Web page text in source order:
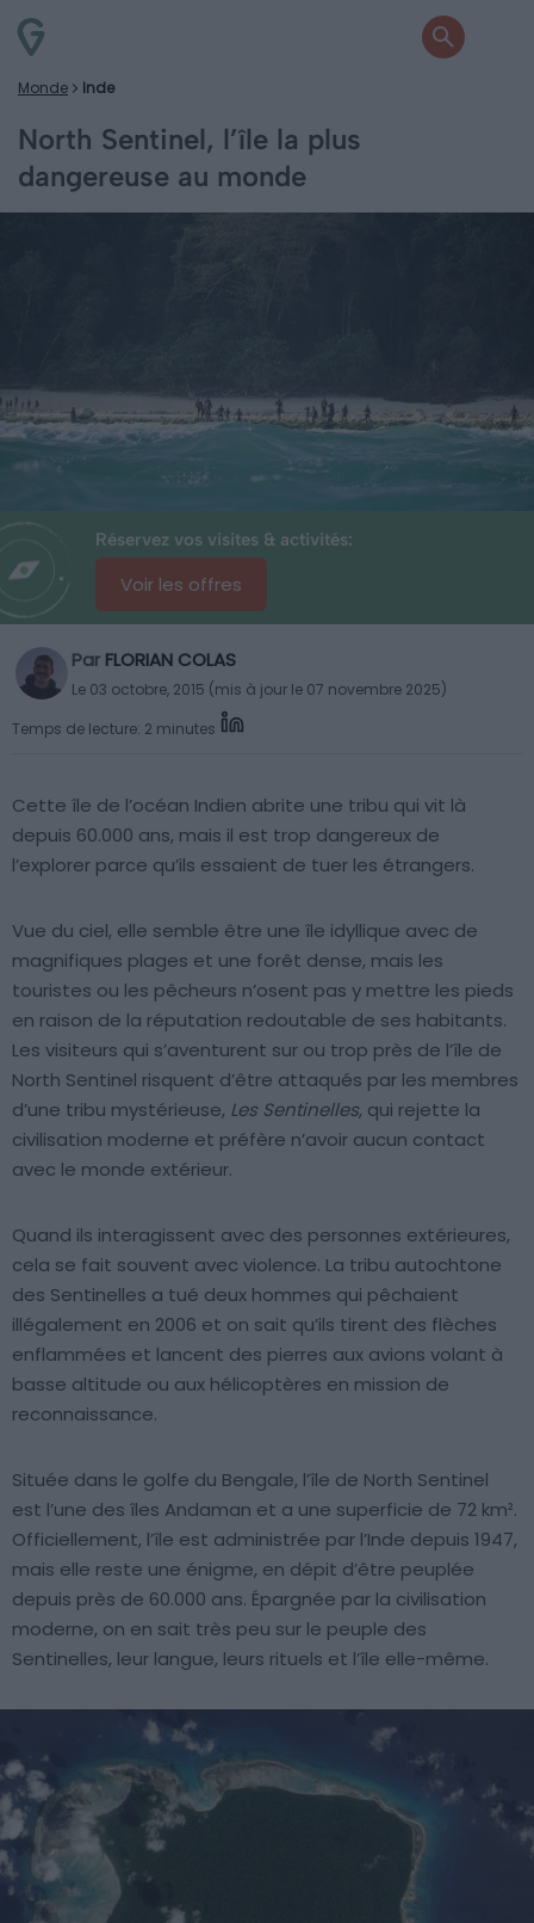
Monde Inde
North Sentinel, l’île la plus
dangereuse au monde
Réservez vos visites & activités:
Voir les offres
Par FLORIAN COLAS
Le 03 octobre, 2015 (mis à jour le 07 novembre 2025)
Temps de lecture: 2 minutes
Cette île de l’océan Indien abrite une tribu qui vit là
depuis 60.000 ans, mais il est trop dangereux de
l’explorer parce qu’ils essaient de tuer les étrangers.
Vue du ciel, elle semble être une île idyllique avec de
magnifiques plages et une forêt dense, mais les
touristes ou les pêcheurs n’osent pas y mettre les pieds
en raison de la réputation redoutable de ses habitants.
Les visiteurs qui s’aventurent sur ou trop près de l’île de
North Sentinel risquent d’être attaqués par les membres
d’une tribu mystérieuse, Les Sentinelles, qui rejette la
civilisation moderne et préfère n’avoir aucun contact
avec le monde extérieur.
Quand ils interagissent avec des personnes extérieures,
cela se fait souvent avec violence. La tribu autochtone
des Sentinelles a tué deux hommes qui pêchaient
illégalement en 2006 et on sait qu’ils tirent des flèches
enflammées et lancent des pierres aux avions volant à
basse altitude ou aux hélicoptères en mission de
reconnaissance.
Située dans le golfe du Bengale, l’île de North Sentinel
est l’une des îles Andaman et a une superficie de 72 km².
Officiellement, l’île est administrée par l’Inde depuis 1947,
mais elle reste une énigme, en dépit d’être peuplée
depuis près de 60.000 ans. Épargnée par la civilisation
moderne, on en sait très peu sur le peuple des
Sentinelles, leur langue, leurs rituels et l’île elle-même.